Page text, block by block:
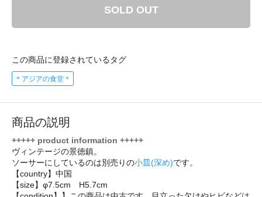
SOLD OUT
この商品に登録されているタグ
＊アジアの食堂＊
商品の説明
+++++ product information +++++
ヴィンテージの景徳鎮。
ソーサーにしているのは別売りの小皿(深め)です。
【country】中国
【size】φ7.5cm H5.7cm